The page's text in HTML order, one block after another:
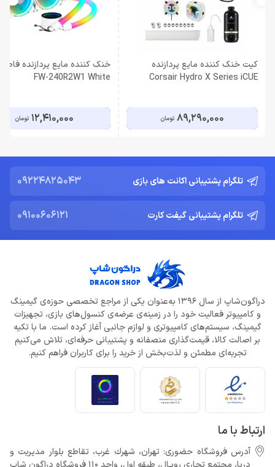
کیت خنک کننده مایع پردازنده
Corsair Hydro X Series iCUE
89,290,000 تومان
FW-240R2W1 White
12,410,000 تومان
تلگرام پشتیبانی اکانت های بازی 09224825043
تلگرام پشتیبانی گیفت کارت 09100606121
دراگون‌شاپ از سال 1396 به‌عنوان یکی از مراجع تخصصی حوزه‌ی گیمینگ
و کامپیوتر فعالیت خود را در زمینه‌ی عرضه‌ی کنسول‌های بازی، تجهیزات
گیمینگ، سیستم‌های کامپیوتری و لوازم جانبی آغاز کرده است. ما با تکیه
بر اصالت کالا، قیمت‌گذاری منصفانه و پشتیبانی حرفه‌ای، تلاش می‌کنیم
تجربه‌ای مطمئن و لذت‌بخش از خرید را برای کاربران فراهم کنیم.
ارتباط با ما
آدرس فروشگاه حضوری: تهران، شهرك غرب، تقاطع بلوار مدیریت و